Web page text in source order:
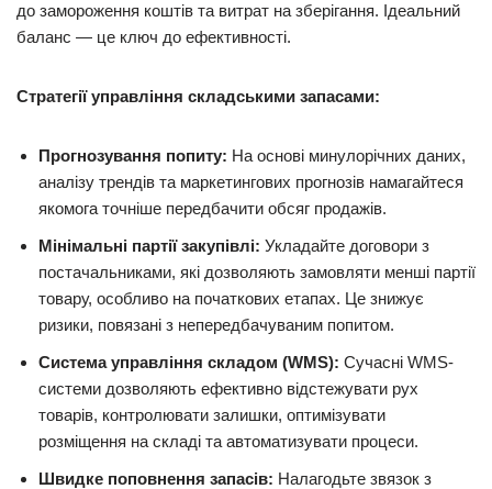
до замороження коштів та витрат на зберігання. Ідеальний
баланс — це ключ до ефективності.
Стратегії управління складськими запасами:
Прогнозування попиту: На основі минулорічних даних,
аналізу трендів та маркетингових прогнозів намагайтеся
якомога точніше передбачити обсяг продажів.
Мінімальні партії закупівлі: Укладайте договори з
постачальниками, які дозволяють замовляти менші партії
товару, особливо на початкових етапах. Це знижує
ризики, повязані з непередбачуваним попитом.
Система управління складом (WMS): Сучасні WMS-
системи дозволяють ефективно відстежувати рух
товарів, контролювати залишки, оптимізувати
розміщення на складі та автоматизувати процеси.
Швидке поповнення запасів: Налагодьте звязок з